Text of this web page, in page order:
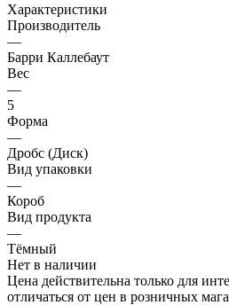
Характеристики
Производитель
—
Барри Каллебаут
Вес
—
5
Форма
—
Дробс (Диск)
Вид упаковки
—
Короб
Вид продукта
—
Тёмный
Нет в наличии
Цена действительна только для
отличаться от цен в розничных